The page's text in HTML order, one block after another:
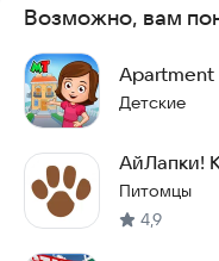
Возможно, вам
Apartment
Детские
АйЛапки!
Соцсеть.
Питомцы
4,9